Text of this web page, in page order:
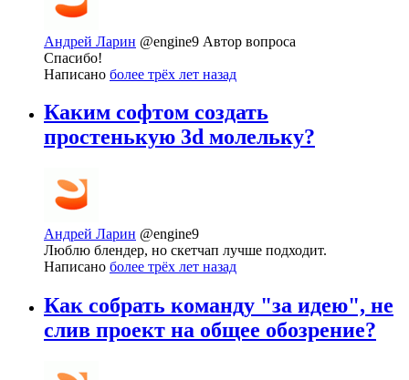
Андрей Ларин @engine9 Автор вопроса
Спасибо!
Написано более трёх лет назад
Каким софтом создать
простенькую 3d молельку?
Андрей Ларин @engine9
Люблю блендер, но скетчап лучше подходит.
Написано более трёх лет назад
Как собрать команду "за идею", не
слив проект на общее обозрение?